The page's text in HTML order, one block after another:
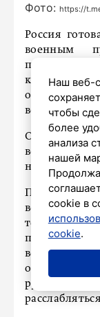
Фото: https://
Россия
военным
приемлемый
конфликта,
отметил,
вопросе
Он
войск от
По словам
всех
темпы
пытается
вести
операции,
рубежи. При
Наш веб-
чтобы
более
анализа
нашей
cookie в
cookie.